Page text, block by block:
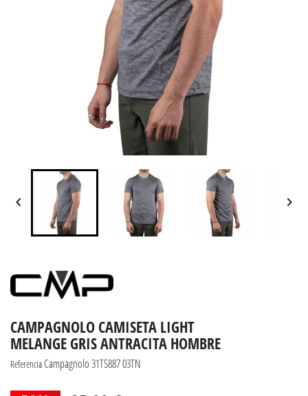
 
CAMPAGNOLO CAMISETA LIGHT
MELANGE GRIS ANTRACITA HOMBRE
Referencia Campagnolo 31T5887 03TN